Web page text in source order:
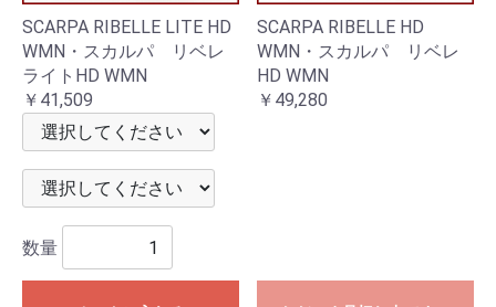
SCARPA RIBELLE LITE HD
WMN・スカルパ リベレ
ライトHD WMN
￥41,509
数量
SCARPA RIBELLE HD
WMN・スカルパ リベレ
HD WMN
￥49,280